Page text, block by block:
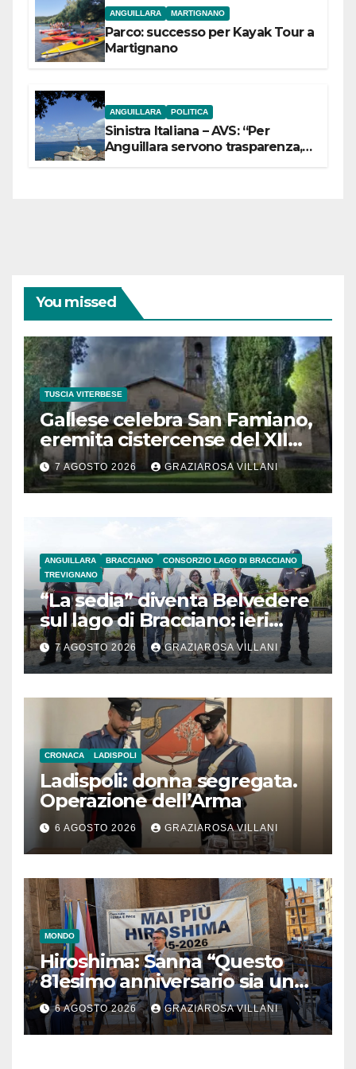
ANGUILLARA MARTIGNANO
Parco: successo per Kayak Tour a
Martignano
ANGUILLARA POLITICA
Sinistra Italiana – AVS: “Per
Anguillara servono trasparenza,
You missed
TUSCIA VITERBESE
Gallese celebra San Famiano,
eremita cistercense del XII
secolo
7 AGOSTO 2026 GRAZIAROSA VILLANI
ANGUILLARA BRACCIANO
CONSORZIO LAGO DI BRACCIANO
TREVIGNANO
“La sedia” diventa Belvedere
sul lago di Bracciano: ieri
l’inaugurazione
7 AGOSTO 2026 GRAZIAROSA VILLANI
CRONACA LADISPOLI
Ladispoli: donna segregata.
Operazione dell’Arma
6 AGOSTO 2026 GRAZIAROSA VILLANI
MONDO
Hiroshima: Sanna “Questo
81esimo anniversario sia un
monito per tutti”
6 AGOSTO 2026 GRAZIAROSA VILLANI